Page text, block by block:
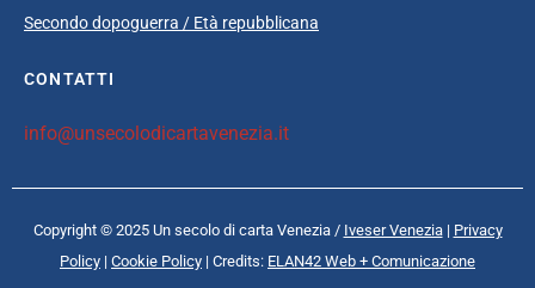
Secondo dopoguerra / Età repubblicana
CONTATTI
info@unsecolodicartavenezia.it
Copyright © 2025 Un secolo di carta Venezia / Iveser Venezia| Privacy
Policy | Cookie Policy | Credits: ELAN42 Web + Comunicazione